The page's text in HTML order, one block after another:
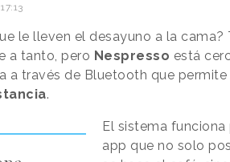
le lleven el desayuno a la cama?
a tanto, pero Nespresso está
a través de Bluetooth que permite
.
El sistema
app que no solo